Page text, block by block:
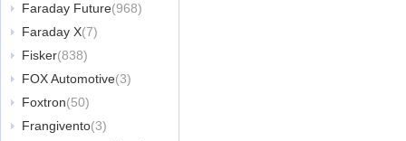
Faraday Future(968)
Faraday X(7)
Fisker(838)
FOX Automotive(3)
Foxtron(50)
Frangivento(3)